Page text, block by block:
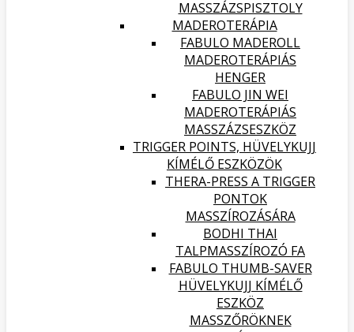
MASSZÁZSPISZTOLY
MADEROTERÁPIA
FABULO MADEROLL
MADEROTERÁPIÁS
HENGER
FABULO JIN WEI
MADEROTERÁPIÁS
MASSZÁZSESZKÖZ
TRIGGER POINTS, HÜVELYKUJJ
KÍMÉLŐ ESZKÖZÖK
THERA-PRESS A TRIGGER
PONTOK
MASSZÍROZÁSÁRA
BODHI THAI
TALPMASSZÍROZÓ FA
FABULO THUMB-SAVER
HÜVELYKUJJ KÍMÉLŐ
ESZKÖZ
MASSZŐRÖKNEK